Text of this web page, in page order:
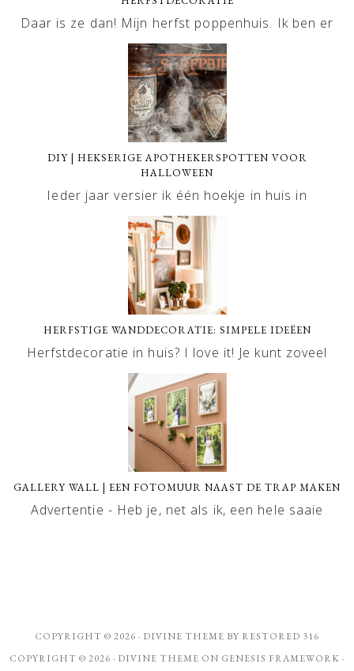
Daar is ze dan! Mijn herfst poppenhuis. Ik ben er
DIY | HEKSERIGE APOTHEKERSPOTTEN VOOR
HALLOWEEN
Ieder jaar versier ik één hoekje in huis in
HERFSTIGE WANDDECORATIE: SIMPELE IDEËEN
Herfstdecoratie in huis? I love it! Je kunt zoveel
GALLERY WALL | EEN FOTOMUUR NAAST DE TRAP MAKEN
Advertentie - Heb je, net als ik, een hele saaie
COPYRIGHT © 2026 · DIVINE THEME BY RESTORED 316
COPYRIGHT © 2026 · DIVINE THEME ON GENESIS FRAMEWORK ·